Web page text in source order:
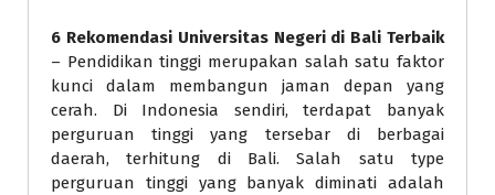
6 Rekomendasi Universitas Negeri di Bali Terbaik
– Pendidikan tinggi merupakan salah satu faktor
kunci dalam membangun jaman depan yang
cerah. Di Indonesia sendiri, terdapat banyak
perguruan tinggi yang tersebar di berbagai
daerah, terhitung di Bali. Salah satu type
perguruan tinggi yang banyak diminati adalah